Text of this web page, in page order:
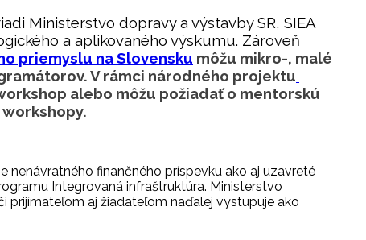
Ministerstvo dopravy a výstavby SR, SIEA
a aplikovaného výskumu. Zároveň
priemyslu na Slovensku môžu mikro-, malé
V rámci národného projektu
alebo môžu požiadať o mentorskú
finančného príspevku ako aj uzavreté
Integrovaná infraštruktúra. Ministerstvo
prijímateľom aj žiadateľom naďalej vystupuje ako